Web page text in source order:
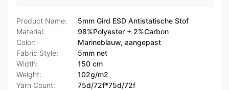
Product Name:
5mm Gird ESD Antistatische Stof
Material:
98%Polyester + 2%Carbon
Color:
Marineblauw, aangepast
Fabric Style:
5mm net
Width:
150 cm
Weight:
102g/m2
Yarn Count:
75d/72f*75d/72f